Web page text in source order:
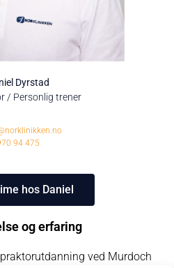
og erfaring
ved Murdoch
Dyrstad
/ Personlig trener
94 475
hos Daniel